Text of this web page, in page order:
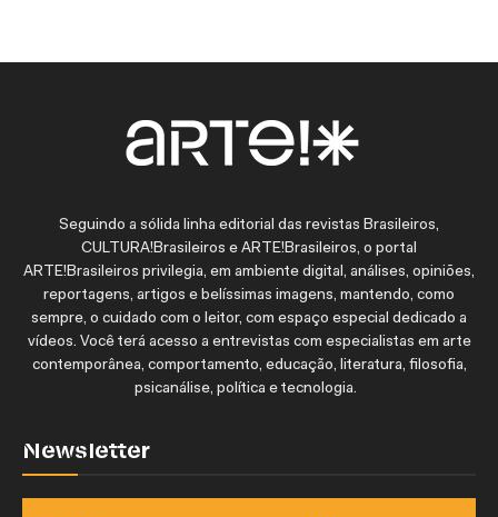
Seguindo a sólida linha editorial das revistas Brasileiros,
CULTURA!Brasileiros e ARTE!Brasileiros, o portal
ARTE!Brasileiros privilegia, em ambiente digital, análises, opiniões,
reportagens, artigos e belíssimas imagens, mantendo, como
sempre, o cuidado com o leitor, com espaço especial dedicado a
vídeos. Você terá acesso a entrevistas com especialistas em arte
contemporânea, comportamento, educação, literatura, filosofia,
psicanálise, política e tecnologia.
Newsletter